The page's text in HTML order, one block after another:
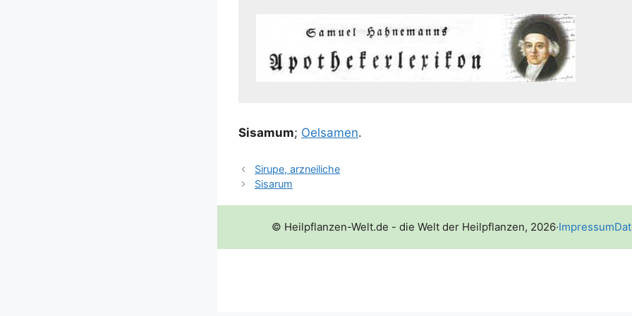
Sisa­mum; Oel­sa­men.
Sirupe, arzneiliche
Sisarum
© Heilpflanzen-Welt.de - die Welt der Heilpflanzen, 2026·Impressum